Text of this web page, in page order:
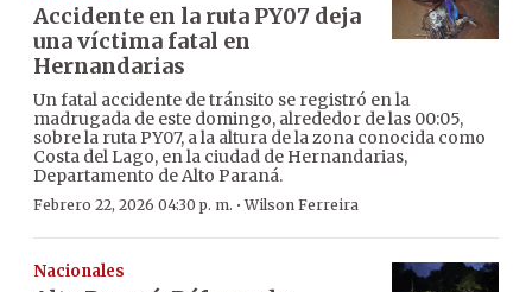
Accidente en la ruta PY07 deja
una víctima fatal en
Hernandarias
Un fatal accidente de tránsito se registró en la
madrugada de este domingo, alrededor de las 00:05,
sobre la ruta PY07, a la altura de la zona conocida como
Costa del Lago, en la ciudad de Hernandarias,
Departamento de Alto Paraná.
Febrero 22, 2026 04:30 p. m. ·Wilson Ferreira
Nacionales